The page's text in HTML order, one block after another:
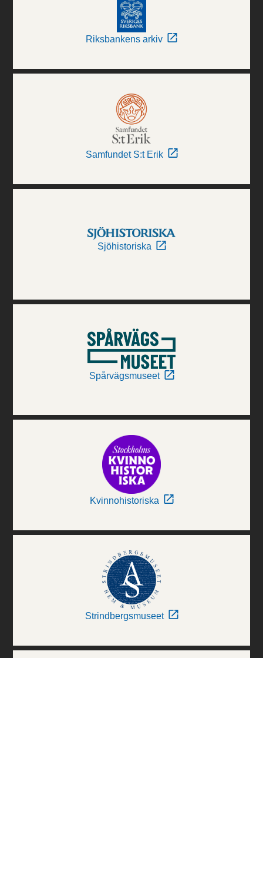
Riksbankens arkiv
Samfundet S:t Erik
Sjöhistoriska
Spårvägsmuseet
Kvinnohistoriska
Strindbergsmuseet